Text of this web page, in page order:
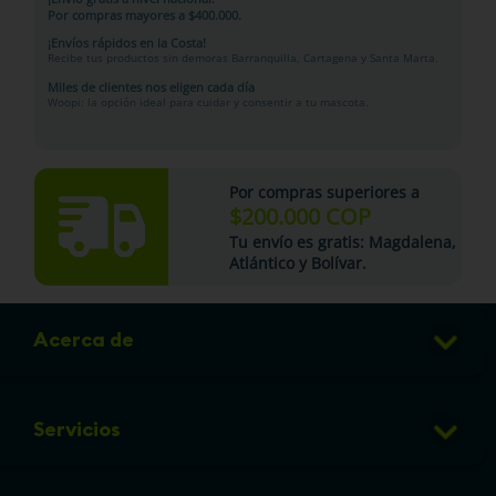
Por compras mayores a $400.000.
¡Envíos rápidos en la Costa!
Recibe tus productos sin demoras Barranquilla, Cartagena y Santa Marta.
Miles de clientes nos eligen cada día
Woopi: la opción ideal para cuidar y consentir a tu mascota.
Por compras superiores a
$200.000 COP
Tu envío es gratis: Magdalena,
Atlántico y Bolívar.
Acerca de
Club de Puntos
Servicios